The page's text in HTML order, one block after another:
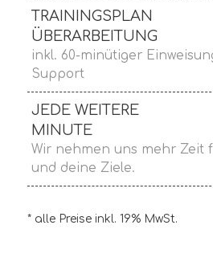
TRAININGSPLAN
ÜBERARBEITUNG
inkl. 60-minütiger
Support
JEDE WEITERE
MINUTE
Wir nehmen uns mehr Zeit
und deine Ziele.
* alle Preise inkl. 19% MwSt.